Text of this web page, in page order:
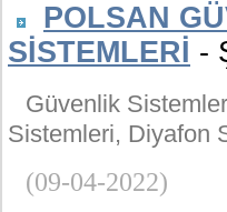
POLSAN
SİSTEMLERİ -
Güvenlik
Sistemleri, Diyafon
(09-04-2022)